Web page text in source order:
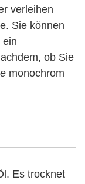
verleihen
Sie können
ein
ob Sie
monochrom
Es trocknet